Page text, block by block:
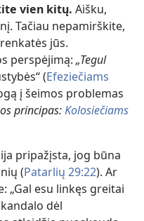
vien kitų. Aišku,
Tačiau nepamirškite,
jūs.
perspėjimą: „Tegul
(Efeziečiams
į šeimos problemas
principas:Kolosiečiams
pripažįsta, jog būna
(Patarlių 29:22). Ar
„Gal esu linkęs greitai
dėl